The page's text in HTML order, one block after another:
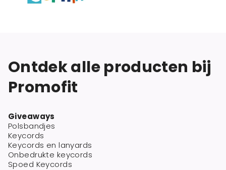
Ontdek alle producten bij
Promofit
Giveaways
Polsbandjes
Keycords
Keycords en lanyards
Onbedrukte keycords
Spoed Keycords